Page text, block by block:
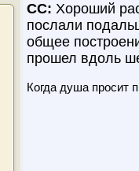
CC: Хороший
послали
общее
прошел вдоль
Когда душа просит